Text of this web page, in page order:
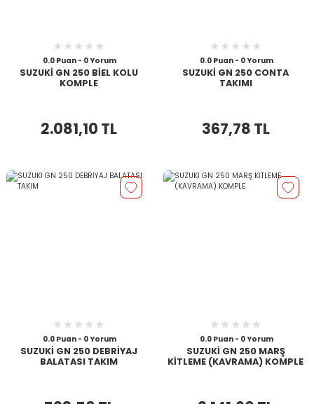
0.0 Puan - 0 Yorum
SUZUKİ GN 250 BİEL KOLU
KOMPLE
2.081,10 TL
0.0 Puan - 0 Yorum
SUZUKİ GN 250 CONTA
TAKIMI
367,78 TL
0.0 Puan - 0 Yorum
SUZUKİ GN 250 DEBRİYAJ
BALATASI TAKIM
0.0 Puan - 0 Yorum
SUZUKİ GN 250 MARŞ
KİTLEME (KAVRAMA) KOMPLE